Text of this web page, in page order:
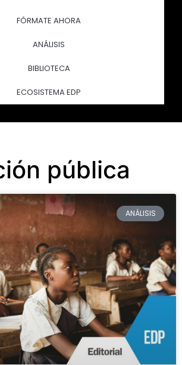
FÓRMATE AHORA
ANÁLISIS
BIBLIOTECA
ECOSISTEMA EDP
pública
ANÁLISIS